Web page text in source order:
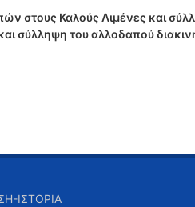
στους Καλούς Λιμένες και
σύλληψη του αλλοδαπού
ΙΣΤΟΡΙΑ